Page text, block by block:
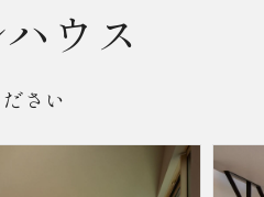
ウス
さい